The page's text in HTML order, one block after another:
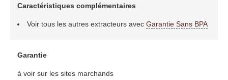
Caractéristiques complémentaires
Voir tous les autres extracteurs avec Garantie Sans BPA
Garantie
à voir sur les sites marchands